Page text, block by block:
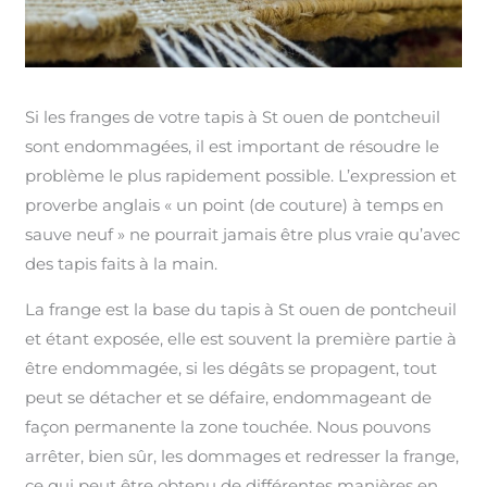
Si les franges de votre tapis à St ouen de pontcheuil
sont endommagées, il est important de résoudre le
problème le plus rapidement possible. L’expression et
proverbe anglais « un point (de couture) à temps en
sauve neuf » ne pourrait jamais être plus vraie qu’avec
des tapis faits à la main.
La frange est la base du tapis à St ouen de pontcheuil
et étant exposée, elle est souvent la première partie à
être endommagée, si les dégâts se propagent, tout
peut se détacher et se défaire, endommageant de
façon permanente la zone touchée. Nous pouvons
arrêter, bien sûr, les dommages et redresser la frange,